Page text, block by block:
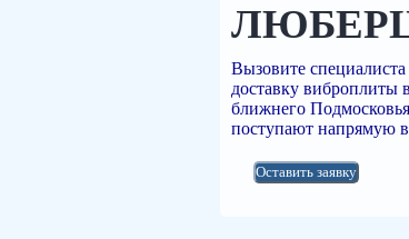
Вызовите
доставку
ближнего
поступают напрямую
Оставить заявку